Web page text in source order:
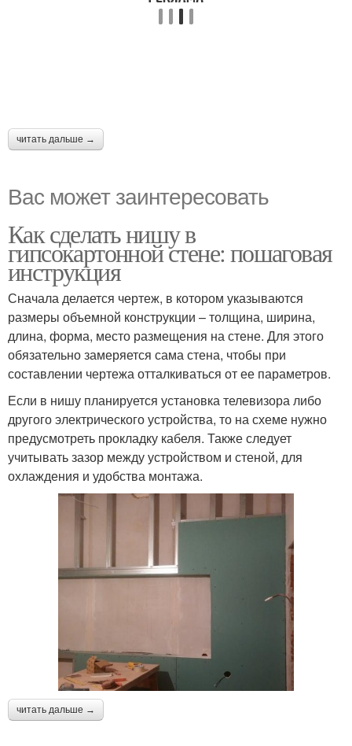
читать дальше →
Вас может заинтересовать
Как сделать нишу в
гипсокартонной стене: пошаговая
инструкция
Сначала делается чертеж, в котором указываются
размеры объемной конструкции – толщина, ширина,
длина, форма, место размещения на стене. Для этого
обязательно замеряется сама стена, чтобы при
составлении чертежа отталкиваться от ее параметров.
Если в нишу планируется установка телевизора либо
другого электрического устройства, то на схеме нужно
предусмотреть прокладку кабеля. Также следует
учитывать зазор между устройством и стеной, для
охлаждения и удобства монтажа.
читать дальше →